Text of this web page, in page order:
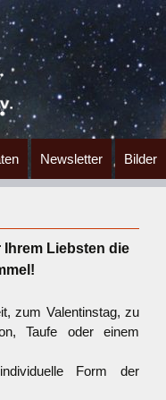
Newsletter Bilder
Ihrem Liebsten die
zum Valentinstag, zu
Taufe oder einem
Form der